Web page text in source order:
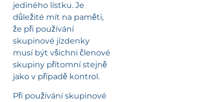
jediného lístku. Je
důležité mít na paměti,
že při používání
skupinové jízdenky
musí být všichni členové
skupiny přítomní stejně
jako v případě kontrol.
Při používání skupinové